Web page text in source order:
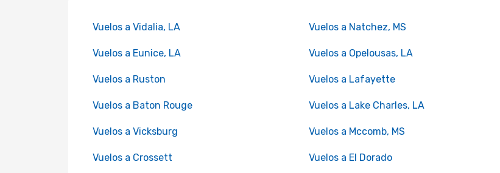
Vuelos a Vidalia, LA Vuelos a Natchez, MS
Vuelos a Eunice, LA Vuelos a Opelousas, LA
Vuelos a Ruston Vuelos a Lafayette
Vuelos a Baton Rouge Vuelos a Lake Charles, LA
Vuelos a Vicksburg Vuelos a Mccomb, MS
Vuelos a Crossett Vuelos a El Dorado